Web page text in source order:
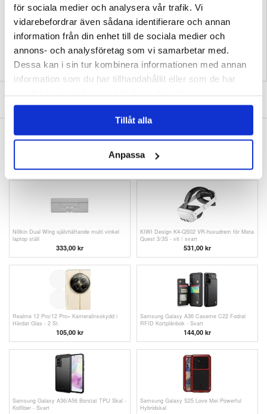
för sociala medier och analysera vår trafik. Vi
vidarebefordrar även sådana identifierare och annan
information från din enhet till de sociala medier och
annons- och analysföretag som vi samarbetar med.
Dessa kan i sin tur kombinera informationen med annan
information som du har tillhandahållit eller som de har
Tillåt alla
Anpassa
EAN: 6932809619647
Relaterade kategorier:Mobiltillbehör,Samsung Skal & Tillbehör,Samsung
ANDRA KUNDER HAR OCKSÅ KÖPT
surfplatta med kortfack - 10" - mörkblå
Nillkin Dual Wing självhäftande multi vinkel
laptop ställ
333,00 kr
KIWI Design K4-QS02 VR-huvudrem för Meta
Quest 3/3S - vit / svart
531,00 kr
Realme 12 Pro/12 Pro+ Kameralinsskydd i
Härdat Glas - 2 St.
105,00 kr
Samsung Galaxy A36 Caseme C22 Fodral
RFID Kortplånbok - Svart
144,00 kr
Samsung Galaxy A36/A56 Borstat TPU Skal -
Kolfiber - Svart
Samsung Galaxy S25 Love Mei Powerful
Hybridskal